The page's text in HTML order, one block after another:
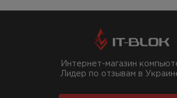
Интернет-магазин
Лидер по отзывам в